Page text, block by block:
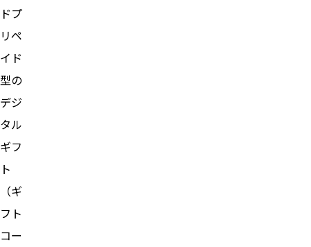
ドプ
リペ
イド
型の
デジ
タル
ギフ
ト
（ギ
フト
コー